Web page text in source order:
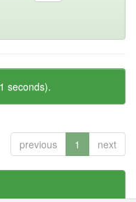
seconds).
previous 1 next